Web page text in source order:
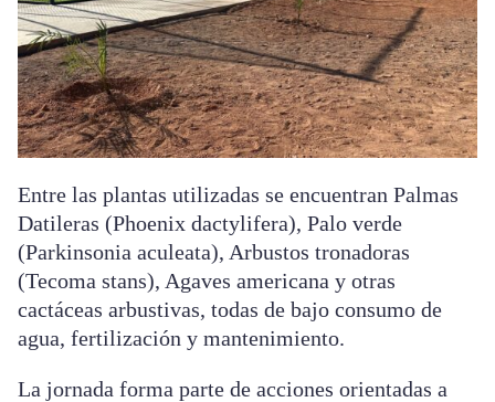
Entre las plantas utilizadas se encuentran Palmas
Datileras (Phoenix dactylifera), Palo verde
(Parkinsonia aculeata), Arbustos tronadoras
(Tecoma stans), Agaves americana y otras
cactáceas arbustivas, todas de bajo consumo de
agua, fertilización y mantenimiento.
La jornada forma parte de acciones orientadas a